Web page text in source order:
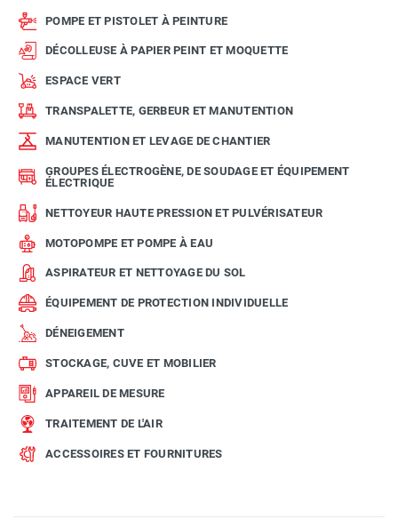
POMPE ET PISTOLET À PEINTURE
DÉCOLLEUSE À PAPIER PEINT ET MOQUETTE
ESPACE VERT
TRANSPALETTE, GERBEUR ET MANUTENTION
MANUTENTION ET LEVAGE DE CHANTIER
GROUPES ÉLECTROGÈNE, DE SOUDAGE ET ÉQUIPEMENT
ÉLECTRIQUE
NETTOYEUR HAUTE PRESSION ET PULVÉRISATEUR
MOTOPOMPE ET POMPE À EAU
ASPIRATEUR ET NETTOYAGE DU SOL
ÉQUIPEMENT DE PROTECTION INDIVIDUELLE
DÉNEIGEMENT
STOCKAGE, CUVE ET MOBILIER
APPAREIL DE MESURE
TRAITEMENT DE L'AIR
ACCESSOIRES ET FOURNITURES